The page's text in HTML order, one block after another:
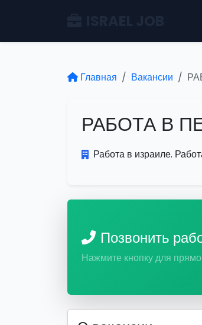
Главная Вакансии
РАБОТА В
Работа в израиле.
Позвонить
Нажмите кнопку для